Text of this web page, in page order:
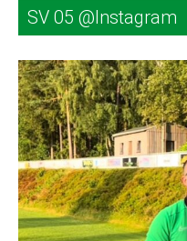
SV 05 @Instagram